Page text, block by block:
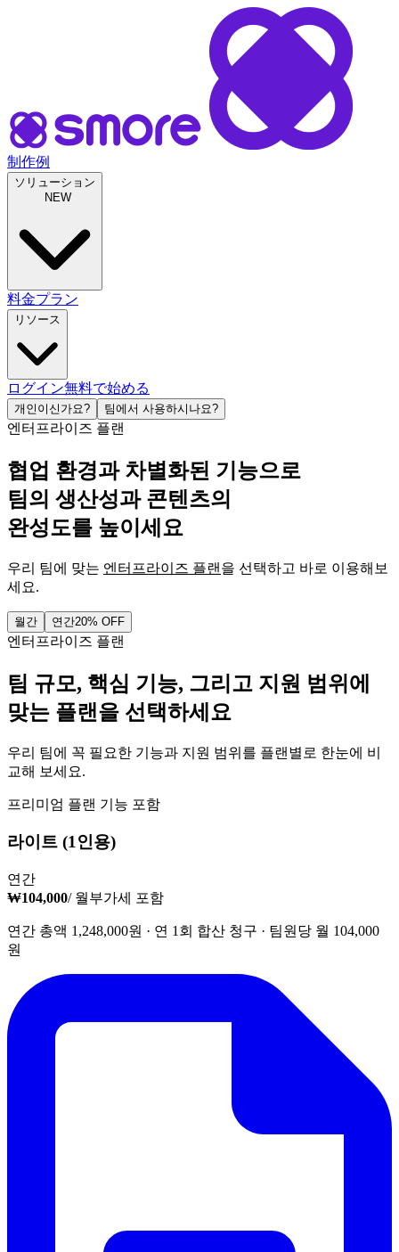
制作例
ソリューション
NEW
料金プラン
リソース
ログイン無料で始める
개인이신가요? 팀에서 사용하시나요?
엔터프라이즈 플랜
협업 환경과 차별화된 기능으로
팀의 생산성과 콘텐츠의
완성도를 높이세요
우리 팀에 맞는 엔터프라이즈 플랜 을 선택하고 바로 이용해보
세요.
월간 연간20% OFF
엔터프라이즈 플랜
팀 규모, 핵심 기능, 그리고 지원 범위에
맞는 플랜을 선택하세요
우리 팀에 꼭 필요한 기능과 지원 범위를 플랜별로 한눈에 비
교해 보세요.
프리미엄 플랜 기능 포함
라이트 (1인용)
연간
₩104,000/ 월부가세 포함
연간 총액 1,248,000원 · 연 1회 합산 청구 · 팀원당 월 104,000
원